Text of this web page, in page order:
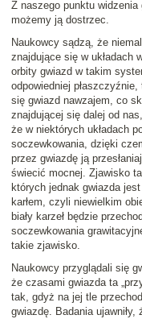
Z naszego punktu
możemy ją dostrzec.
Naukowcy sądzą, że
znajdujące się w układach
orbity gwiazd w takim
odpowiedniej
się gwiazd nawzajem, co
znajdującej się dalej od
że w niektórych układach
soczewkowania, dzięki
przez gwiazdę ją
świecić mocnej. Zjawisko
których jednak gwiazda
karłem, czyli niewielkim
biały karzeł będzie
soczewkowania
takie zjawisko.
Naukowcy przyglądali się
że czasami gwiazda ta
tak, gdyż na jej tle
gwiazdę. Badania